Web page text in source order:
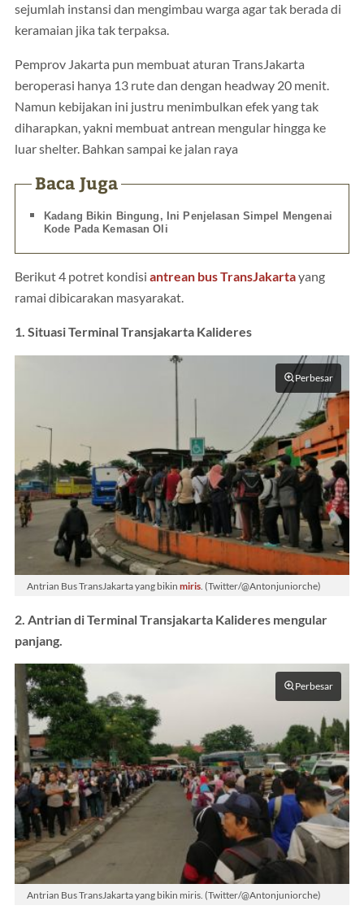
sejumlah instansi dan mengimbau warga agar tak berada di
keramaian jika tak terpaksa.
Pemprov Jakarta pun membuat aturan TransJakarta
beroperasi hanya 13 rute dan dengan headway 20 menit.
Namun kebijakan ini justru menimbulkan efek yang tak
diharapkan, yakni membuat antrean mengular hingga ke
luar shelter. Bahkan sampai ke jalan raya
Baca Juga
Kadang Bikin Bingung, Ini Penjelasan Simpel Mengenai
Kode Pada Kemasan Oli
Berikut 4 potret kondisi antrean bus TransJakartayang
ramai dibicarakan masyarakat.
1. Situasi Terminal Transjakarta Kalideres
Perbesar
Antrian Bus TransJakarta yang bikin miris . (Twitter/@Antonjuniorche)
2. Antrian di Terminal Transjakarta Kalideres mengular
panjang.
Perbesar
Antrian Bus TransJakarta yang bikin miris. (Twitter/@Antonjuniorche)